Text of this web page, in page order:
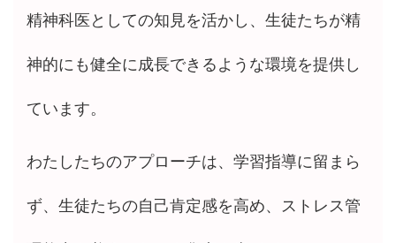
精神科医としての知見を活かし、生徒たちが精
神的にも健全に成長できるような環境を提供し
ています。
わたしたちのアプローチは、学習指導に留まら
ず、生徒たちの自己肯定感を高め、ストレス管